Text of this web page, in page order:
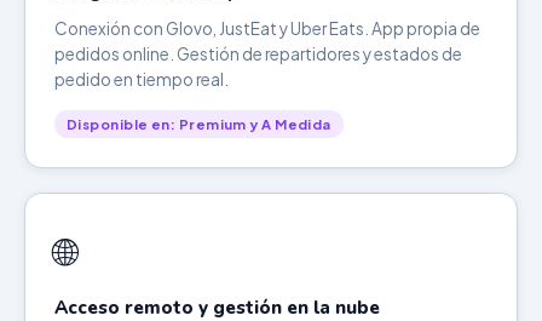
Conexión con Glovo, JustEat y Uber Eats. App propia de
pedidos online. Gestión de repartidores y estados de
pedido en tiempo real.
Disponible en: Premium y A Medida
🌐
Acceso remoto y gestión en la nube